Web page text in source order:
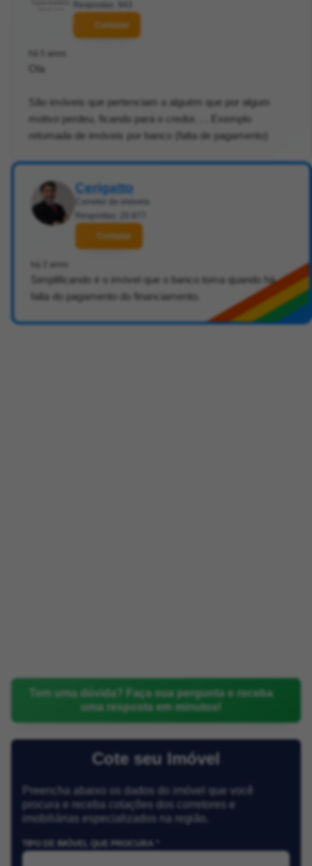
Contatar
Ola
São imóveis que pertenciam a alguém que por algum
motivo perdeu, ficando para o credor. . . Exemplo
retomada de imóveis por banco (falta de pagamento)
Cerigatto
Contatar
Simplificando é o imóvel que o banco toma quando há
falta do pagamento do financiamento.
Tem uma dúvida? Faça sua pergunta e receba
uma resposta em minutos!
Cote seu Imóvel
Preencha abaixo os dados do imóvel que você
procura e receba cotações dos corretores e
imobiliárias especializados na região.
TIPO DE IMÓVEL QUE PROCURA *